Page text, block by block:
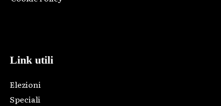
Link utili
Elezioni
Speciali